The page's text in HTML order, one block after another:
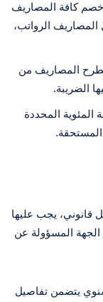
خصم كافة المصاريف
المصاريف الرواتب،
المصاريف من
الضريبة.
المئوية المحددة
يجب عليها
الجهة المسؤولة عن
يتضمن تفاصيل